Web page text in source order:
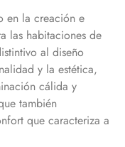
en la creación e
las habitaciones de
al diseño
y la estética,
cálida y
también
que caracteriza a